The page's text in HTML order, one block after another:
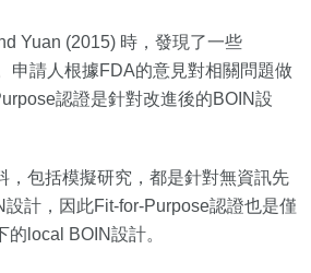
Yuan (2015) 時，發現了一些
申請人根據FDA的意見對相關問題做
認證是針對改進後的BOIN設
，包括模擬研究，都是針對無資訊先
計，因此Fit-for-Purpose認證也是僅
local BOIN設計。